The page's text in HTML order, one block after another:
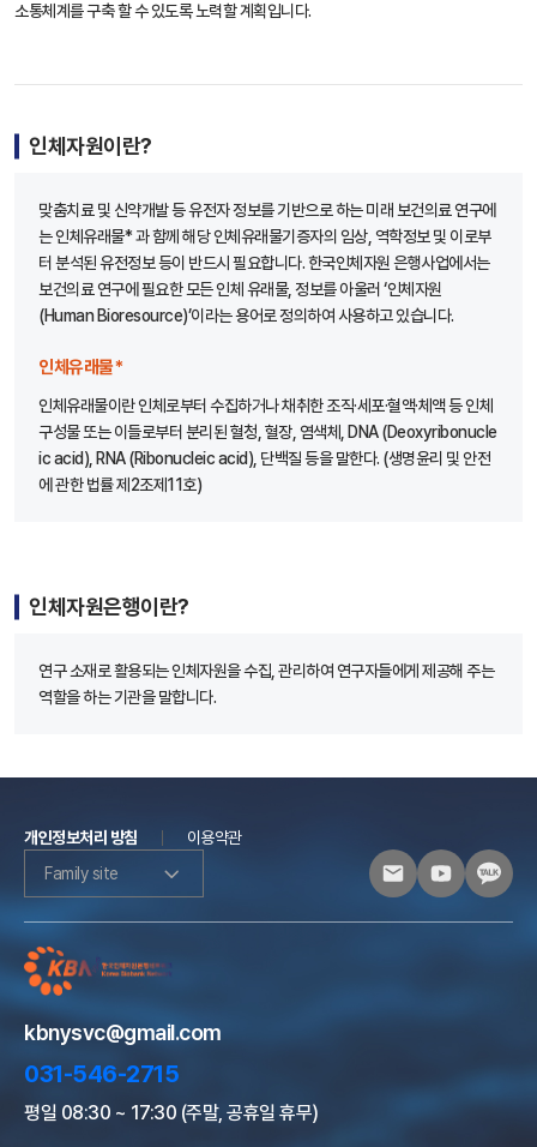
소통체계를 구축 할 수 있도록 노력할 계획입니다.
인체자원이란?
맞춤치료 및 신약개발 등 유전자 정보를 기반으로 하는 미래 보건의료 연구에
는 인체유래물* 과 함께 해당 인체유래물기증자의 임상, 역학정보 및 이로부
터 분석된 유전정보 등이 반드시 필요합니다. 한국인체자원 은행사업에서는
보건의료 연구에 필요한 모든 인체 유래물, 정보를 아울러 ‘인체자원
(Human Bioresource)’이라는 용어로 정의하여 사용하고 있습니다.
인체유래물*
인체유래물이란 인체로부터 수집하거나 채취한 조직·세포·혈액·체액 등 인체
구성물 또는 이들로부터 분리된 혈청, 혈장, 염색체, DNA (Deoxyribonucle
ic acid), RNA (Ribonucleic acid), 단백질 등을 말한다. (생명윤리 및 안전
에 관한 법률 제2조제11호)
인체자원은행이란?
연구 소재로 활용되는 인체자원을 수집, 관리하여 연구자들에게 제공해 주는
역할을 하는 기관을 말합니다.
개인정보처리 방침
이용약관
Family site
kbnysvc@gmail.com
031-546-2715
평일 08:30 ~ 17:30 (주말, 공휴일 휴무)